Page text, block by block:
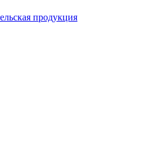
продукция